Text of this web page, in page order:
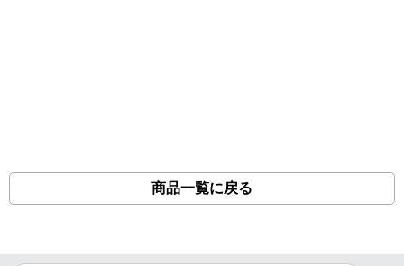
商品一覧に戻る